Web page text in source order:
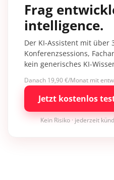
Frag
intelligence.
Der KI-Assistent mit über
Konferenzsessions,
kein generisches KI-
Danach 19,90 €/Monat mit
Jetzt kostenlos
Kein Risiko · jederzeit